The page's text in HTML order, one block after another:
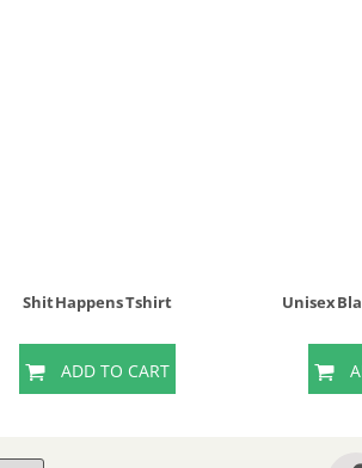
Shit Happens Tshirt
ADD TO CART
Unisex